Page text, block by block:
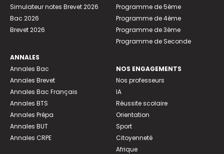
Simulateur notes Brevet 2026
Bac 2026
Brevet 2026
ANNALES
Annales Bac
Annales Brevet
Annales Bac Français
Annales BTS
Annales Prépa
Annales BUT
Annales CRPE
Programme de 5ème
Programme de 4ème
Programme de 3ème
Programme de Seconde
NOS ENGAGEMENTS
Nos professeurs
IA
Réussite scolaire
Orientation
Sport
Citoyenneté
Afrique